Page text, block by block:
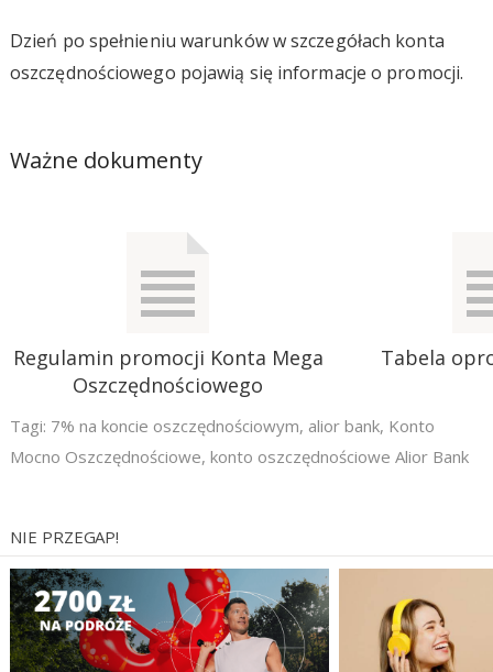
Dzień po spełnieniu warunków w szczegółach konta
oszczędnościowego pojawią się informacje o promocji.
Ważne dokumenty
Regulamin promocji Konta Mega
Oszczędnościowego
Tabela
Tagi: 7% na koncie oszczędnościowym, alior bank, Konto
Mocno Oszczędnościowe, konto oszczędnościowe Alior Bank
NIE PRZEGAP!